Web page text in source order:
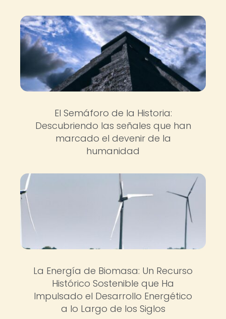
El Semáforo de la Historia:
Descubriendo las señales que han
marcado el devenir de la
humanidad
La Energía de Biomasa: Un Recurso
Histórico Sostenible que Ha
Impulsado el Desarrollo Energético
a lo Largo de los Siglos